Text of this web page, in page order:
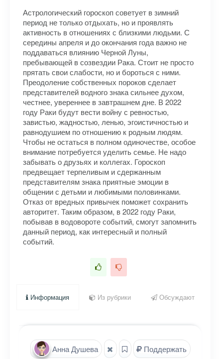
Астрологический гороскоп советует в зимний
период не только отдыхать, но и проявлять
активность в отношениях с близкими людьми. С
середины апреля и до окончания года важно не
поддаваться влиянию Черной Луны,
пребывающей в созвездии Рака. Стоит не просто
прятать свои слабости, но и бороться с ними.
Преодоление собственных пороков сделает
представителей водного знака сильнее духом,
честнее, увереннее в завтрашнем дне. В 2022
году Раки будут вести войну с ревностью,
завистью, жадностью, ленью, эгоистичностью и
равнодушием по отношению к родным людям.
Чтобы не остаться в полном одиночестве, особое
внимание потребуется уделить семье. Не надо
забывать о друзьях и коллегах. Гороскоп
предвещает терпеливым и сдержанным
представителям знака приятные эмоции в
общении с детьми и любимыми половинками.
Отказ от вредных привычек поможет сохранить
авторитет. Таким образом, в 2022 году Раки,
побывав в водовороте событий, смогут запомнить
данный период, как интересный и полный
событий.
Информация Из рубрики Обсуждают
Анна Душева Поддержать